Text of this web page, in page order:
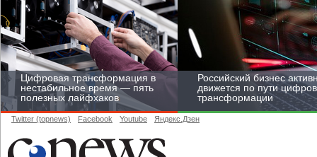
Цифровая трансформация в
нестабильное время — пять
полезных лайфхаков
Российский бизнес
движется по пути
трансформации
Twitter (topnews) Facebook Youtube Яндекс.Дзен